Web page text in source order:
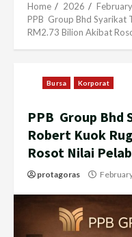
Home 2026 February
PPB Group Bhd Syarikat
RM2.73 Bilion Akibat
Bursa Korporat
PPB Group Bhd
Robert Kuok
Rosot Nilai
protagoras